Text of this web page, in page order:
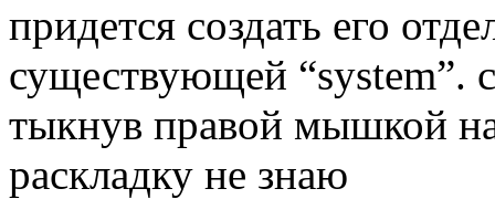
придется создать его
существующей “system”.
тыкнув правой мышкой
раскладку не знаю